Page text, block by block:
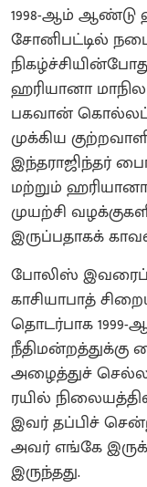
1998-ஆம் ஆண்டு
சோனிபட்டில்
ஹரியானா
பகவான்
முக்கிய
இந்தராஜிந்தர்
மற்றும்
முயற்சி
இருப்பதாகக்
போலிஸ் இவரைப்
காசியாபாத்
தொடர்பாக
நீதிமன்றத்துக்கு
அழைத்துச்
ரயில்
இவர் தப்பிச்
அவர் எங்கே
இருந்தது.